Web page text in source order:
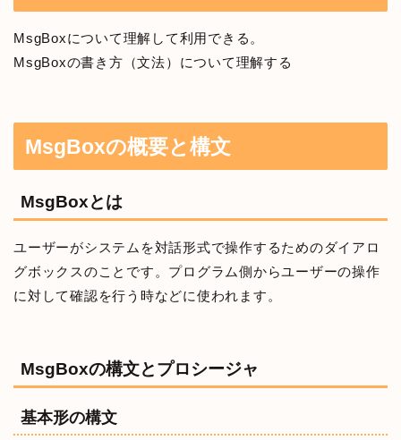
MsgBoxについて理解して利用できる。
MsgBoxの書き方（文法）について理解する
MsgBoxの概要と構文
MsgBoxとは
ユーザーがシステムを対話形式で操作するためのダイアロ
グボックスのことです。プログラム側からユーザーの操作
に対して確認を行う時などに使われます。
MsgBoxの構文とプロシージャ
基本形の構文